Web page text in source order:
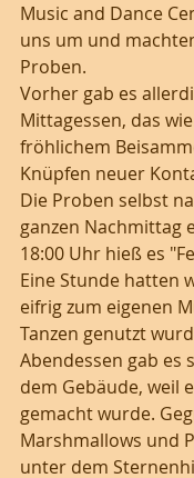
Music and Dance
uns um und
Proben.
Vorher gab es
Mittagessen, das
fröhlichem
Knüpfen neuer
Die Proben selbst
ganzen Nachmittag
18:00 Uhr hieß es
Eine Stunde hatten
eifrig zum eigenen
Tanzen genutzt
Abendessen gab es
dem Gebäude, weil
gemacht wurde.
Marshmallows und
unter dem